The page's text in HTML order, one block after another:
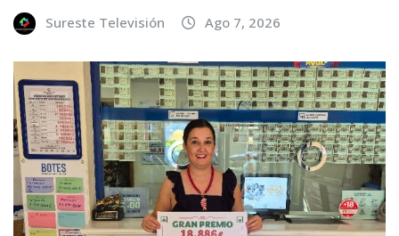
Sureste Televisión Ago 7, 2026